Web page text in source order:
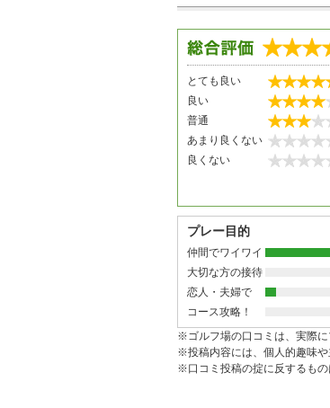
とても良い
良い
普通
あまり良くない
良くない
プレー目的
仲間でワイワイ
大切な方の接待
恋人・夫婦で
コース攻略！
※ゴルフ場の口コミは、実際に
※投稿内容には、個人的趣味や
※口コミ投稿の掟に反するもの